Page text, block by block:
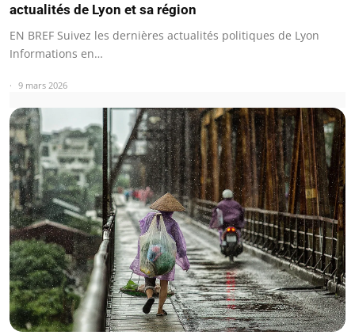
actualités de Lyon et sa région
EN BREF Suivez les dernières actualités politiques de Lyon
Informations en…
9 mars 2026